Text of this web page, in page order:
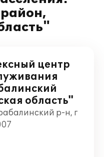
центр
область"
р-н, г